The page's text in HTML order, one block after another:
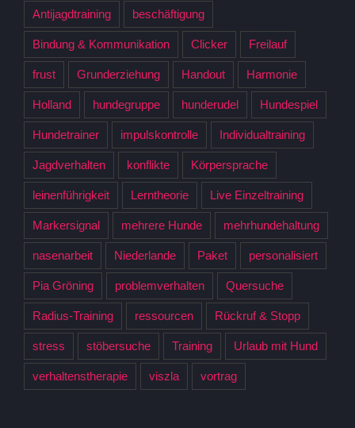
Antijagdtraining beschäftigung
Bindung & Kommunikation Clicker Freilauf
frust Grunderziehung Handout Harmonie
Holland hundegruppe hunderudel Hundespiel
Hundetrainer impulskontrolle Individualtraining
Jagdverhalten konflikte Körpersprache
leinenführigkeit Lerntheorie Live Einzeltraining
Markersignal mehrere Hunde mehrhundehaltung
nasenarbeit Niederlande Paket personalisiert
Pia Gröning problemverhalten Quersuche
Radius-Training ressourcen Rückruf & Stopp
stress stöbersuche Training Urlaub mit Hund
verhaltenstherapie viszla vortrag